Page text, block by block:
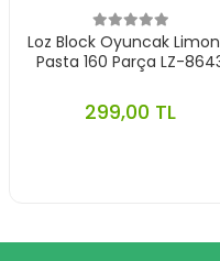
Loz Block Oyuncak
Pasta 160 Parça LZ-
299,00 TL